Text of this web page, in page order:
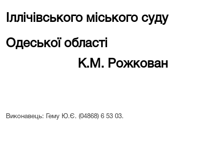
Іллічівського міського суду
Одеської області
К.М. Рожкован
Виконавець: Гему Ю.Є. (04868) 6 53 03.